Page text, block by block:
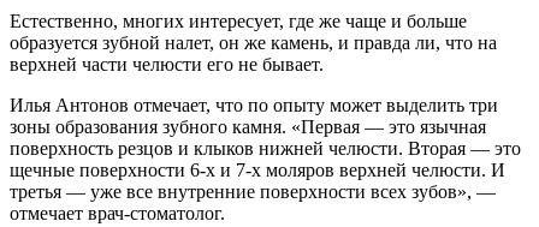
Естественно, многих интересует, где же чаще и больше
образуется зубной налет, он же камень, и правда ли, что на
верхней части челюсти его не бывает.
Илья Антонов отмечает, что по опыту может выделить три
зоны образования зубного камня. «Первая — это язычная
поверхность резцов и клыков нижней челюсти. Вторая — это
щечные поверхности 6-х и 7-х моляров верхней челюсти. И
третья — уже все внутренние поверхности всех зубов», —
отмечает врач-стоматолог.